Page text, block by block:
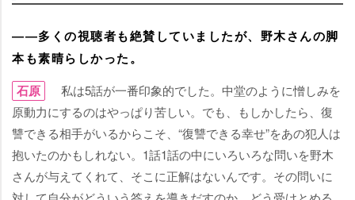
――多くの視聴者も絶賛していましたが、野木さんの脚
本も素晴らしかった。
石原
私は5話が一番印象的でした。中堂のように憎しみを
原動力にするのはやっぱり苦しい。でも、もしかしたら、復
讐できる相手がいるからこそ、“復讐できる幸せ”をあの犯人は
抱いたのかもしれない。1話1話の中にいろいろな問いを野木
さんが与えてくれて、そこに正解はないんです。その問いに